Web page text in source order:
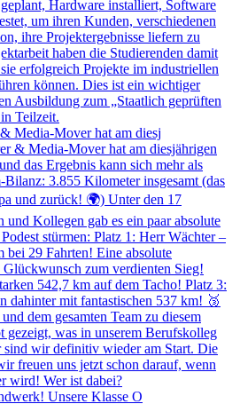
Media-Mover hat am diesj
Unsere Klasse O